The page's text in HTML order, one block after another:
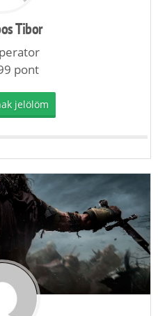
Tibor
pont
jelölöm